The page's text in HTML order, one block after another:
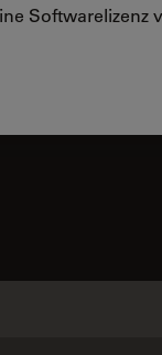
Softwarelizenz